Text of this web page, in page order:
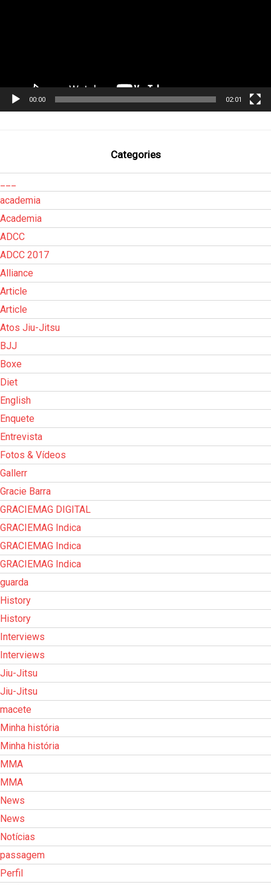
00:00 02:01
Categories
academia
Academia
ADCC
ADCC 2017
Alliance
Article
Article
Atos Jiu-Jitsu
BJJ
Boxe
Diet
English
Enquete
Entrevista
Fotos & Vídeos
Gallerr
Gracie Barra
GRACIEMAG DIGITAL
GRACIEMAG Indica
GRACIEMAG Indica
GRACIEMAG Indica
guarda
History
History
Interviews
Interviews
Jiu-Jitsu
Jiu-Jitsu
macete
Minha história
Minha história
MMA
MMA
News
News
Notícias
passagem
Perfil